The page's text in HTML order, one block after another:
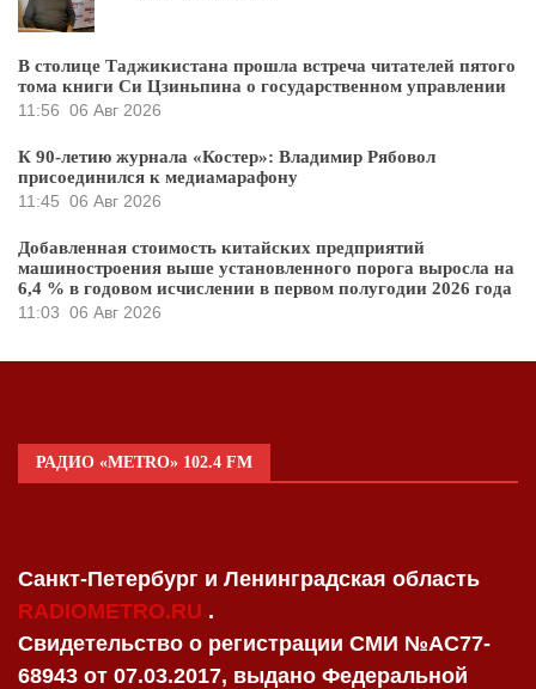
В столице Таджикистана прошла встреча читателей пятого
тома книги Си Цзиньпина о государственном управлении
11:56 06 Авг 2026
К 90-летию журнала «Костер»: Владимир Рябовол
присоединился к медиамарафону
11:45 06 Авг 2026
Добавленная стоимость китайских предприятий
машиностроения выше установленного порога выросла на
6,4 % в годовом исчислении в первом полугодии 2026 года
11:03 06 Авг 2026
РАДИО «METRO» 102.4 FM
Санкт-Петербург и Ленинградская область
RADIOMETRO.RU .
Свидетельство о регистрации СМИ №AC77-
68943 от 07.03.2017, выдано Федеральной